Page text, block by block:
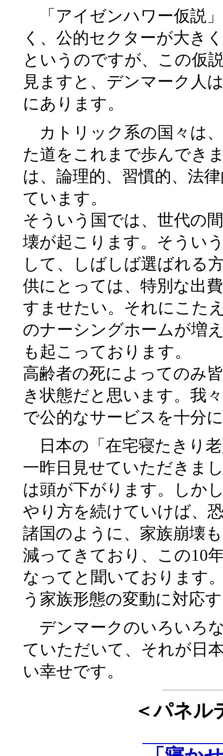
「アイゼンハワー仮説
く、公的セクターが大き
というのですが、この仮
見ますと、デンマーク人
にあります。
カトリック系の国々は
た道をこれまで歩んでき
は、論理的、習慣的、法
ています。
そういう国では、世代の
壊が起こります。そうい
して、しばしば選ばれる
供にとっては、特別な出
すませたい。それにこた
のナーシングホームが増
も起こっております。
高齢者の死によってのみ
き状態だと思います。我
で公的なサービスを十分
日本の「在宅寝たきり
一昨日見せていただきま
は頭が下がります。しか
やり方を続けていけば、
諸国のように、家族崩壊
減ってきており、この10
なってと聞いております
う家族形態の変動に対応
デンマークのいろいろ
ていただいて、それが日
い幸せです。
＜パネル